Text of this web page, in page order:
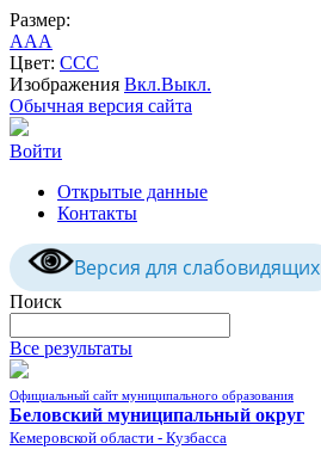
Размер:
AAA
Цвет: CCC
Изображения Вкл.Выкл.
Обычная версия сайта
Войти
Открытые данные
Контакты
Версия для слабовидящих
Поиск
Все результаты
Официальный сайт муниципального образования
Беловский муниципальный округ
Кемеровской области - Кузбасса